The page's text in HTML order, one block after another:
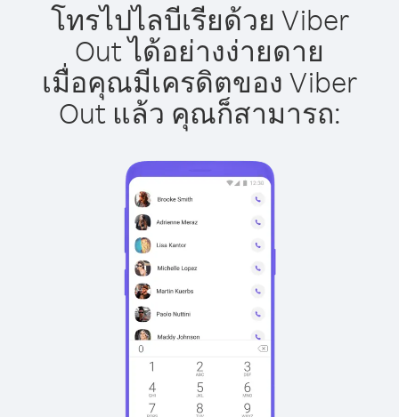
โทรไปไลบีเรียด้วย Viber
Out ได้อย่างง่ายดาย
เมื่อคุณมีเครดิตของ Viber
Out แล้ว คุณก็สามารถ: